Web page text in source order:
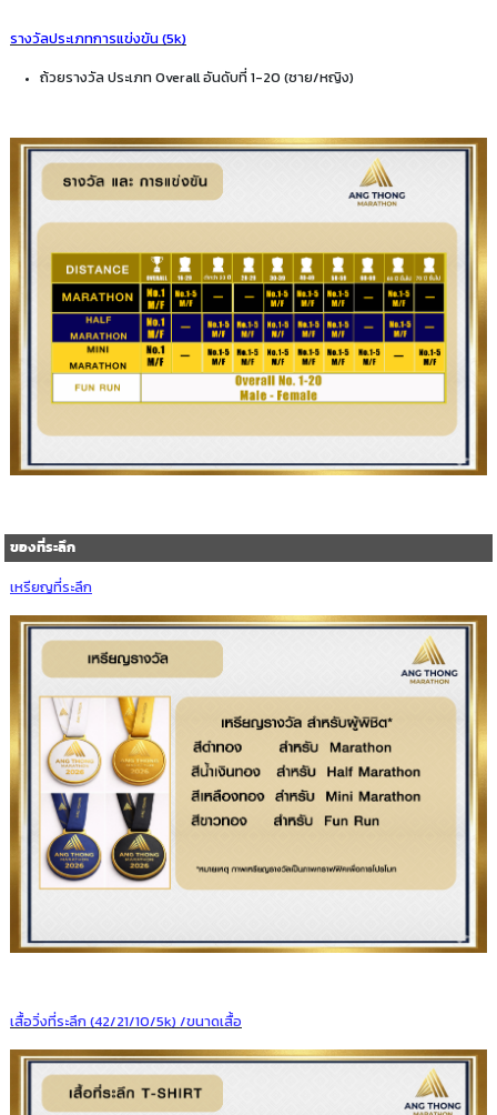
รางวัลประเภทการแข่งขัน (5k)
ถ้วยรางวัล ประเภท Overall อันดับที่ 1-20 (ชาย/หญิง)
ของที่ระลึก
เหรียญที่ระลึก
เสื้อวิ่งที่ระลึก (42/21/10/5k) /ขนาดเสื้อ